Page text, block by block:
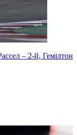
– 2-й, Гемілтон